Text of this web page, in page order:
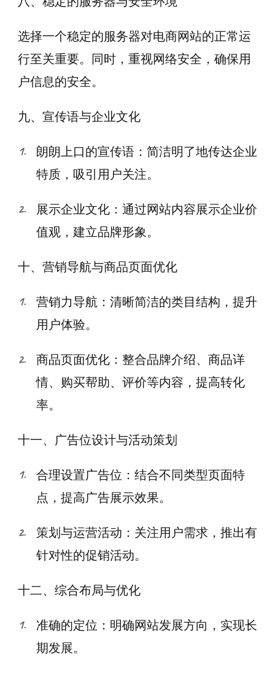
选择一个稳定的服务器对电商网站的正常运
行至关重要。同时，重视网络安全，确保用
户信息的安全。
九、宣传语与企业文化
朗朗上口的宣传语：简洁明了地传达企业
特质，吸引用户关注。
展示企业文化：通过网站内容展示企业价
值观，建立品牌形象。
十、营销导航与商品页面优化
营销力导航：清晰简洁的类目结构，提升
用户体验。
商品页面优化：整合品牌介绍、商品详
情、购买帮助、评价等内容，提高转化
率。
十一、广告位设计与活动策划
合理设置广告位：结合不同类型页面特
点，提高广告展示效果。
策划与运营活动：关注用户需求，推出有
针对性的促销活动。
十二、综合布局与优化
准确的定位：明确网站发展方向，实现长
期发展。